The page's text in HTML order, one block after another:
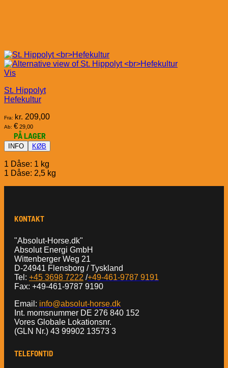
Vis
St. Hippolyt
Hefekultur
Fra: kr. 209,00
Ab: € 29,00
PÅ LAGER
INFO KØB
1 Dåse: 1 kg
1 Dåse: 2,5 kg
KONTAKT
"Absolut-Horse.dk"
Absolut Energi GmbH
Wittenberger Weg 21
D-24941 Flensborg / Tyskland
Tel: +45 3698 7222 /+49-461-9787 9191
Fax: +49-461-9787 9190
Email: info@absolut-horse.dk
Int. momsnummer DE 276 840 152
Vores Globale Lokationsnr.
(GLN Nr.) 43 99902 13573 3
TELEFONTID